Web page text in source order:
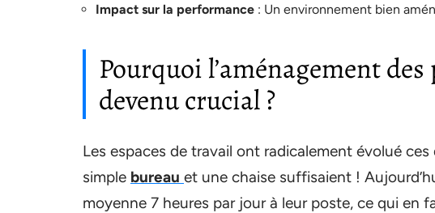
Impact sur la performance : Un environnement bien
Pourquoi l’aménagement
devenu crucial ?
Les espaces de travail ont radicalement évolué
simple bureau et une chaise suffisaient !
moyenne 7 heures par jour à leur poste, ce qui en